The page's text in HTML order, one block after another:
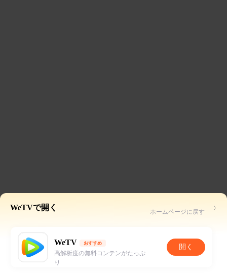
WeTVで開く ホームページに戻す
WeTV おすすめ
高解析度の無料コンテンがたっぷ
り
開く